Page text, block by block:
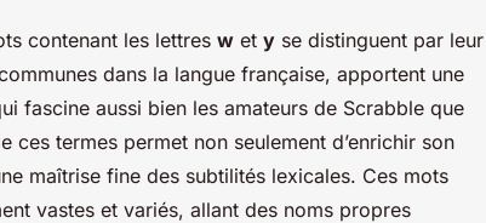
contenant les lettres w et y se distinguent par leur
dans la langue française, apportent une
fascine aussi bien les amateurs de Scrabble que
ces termes permet non seulement d’enrichir son
maîtrise fine des subtilités lexicales. Ces mots
vastes et variés, allant des noms propres